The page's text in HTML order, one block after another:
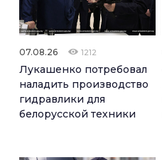
07.08.26 1212
Лукашенко потребовал
наладить производство
гидравлики для
белорусской техники